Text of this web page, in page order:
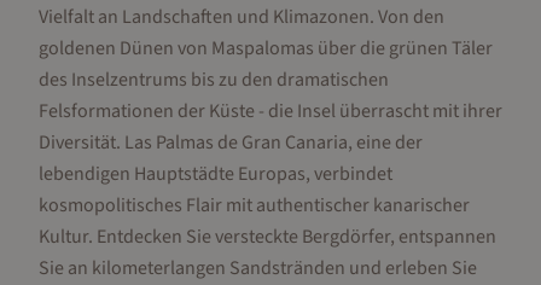
Vielfalt an Landschaften und Klimazonen. Von den
goldenen Dünen von Maspalomas über die grünen Täler
des Inselzentrums bis zu den dramatischen
Felsformationen der Küste - die Insel überrascht mit ihrer
Diversität. Las Palmas de Gran Canaria, eine der
lebendigen Hauptstädte Europas, verbindet
kosmopolitisches Flair mit authentischer kanarischer
Kultur. Entdecken Sie versteckte Bergdörfer, entspannen
Sie an kilometerlangen Sandstränden und erleben Sie